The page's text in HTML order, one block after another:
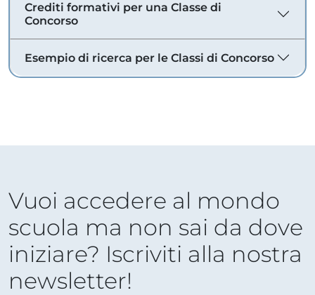
Crediti formativi per una Classe di
Concorso
Esempio di ricerca per le Classi di Concorso
Vuoi accedere al mondo
scuola ma non sai da dove
iniziare? Iscriviti alla nostra
newsletter!